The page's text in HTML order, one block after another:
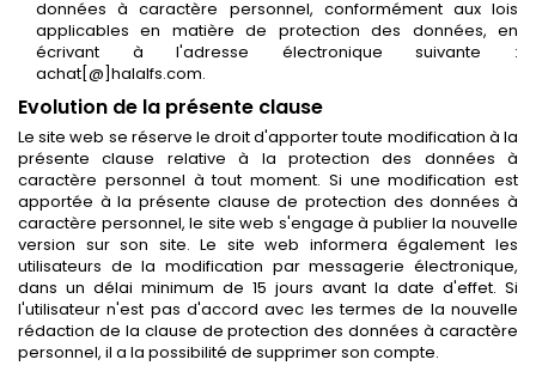
données à caractère personnel, conformément aux lois
applicables en matière de protection des données, en
écrivant à l'adresse électronique suivante :
achat[@]halalfs.com.
Evolution de la présente clause
Le site web se réserve le droit d'apporter toute modification à la
présente clause relative à la protection des données à
caractère personnel à tout moment. Si une modification est
apportée à la présente clause de protection des données à
caractère personnel, le site web s'engage à publier la nouvelle
version sur son site. Le site web informera également les
utilisateurs de la modification par messagerie électronique,
dans un délai minimum de 15 jours avant la date d'effet. Si
l'utilisateur n'est pas d'accord avec les termes de la nouvelle
rédaction de la clause de protection des données à caractère
personnel, il a la possibilité de supprimer son compte.